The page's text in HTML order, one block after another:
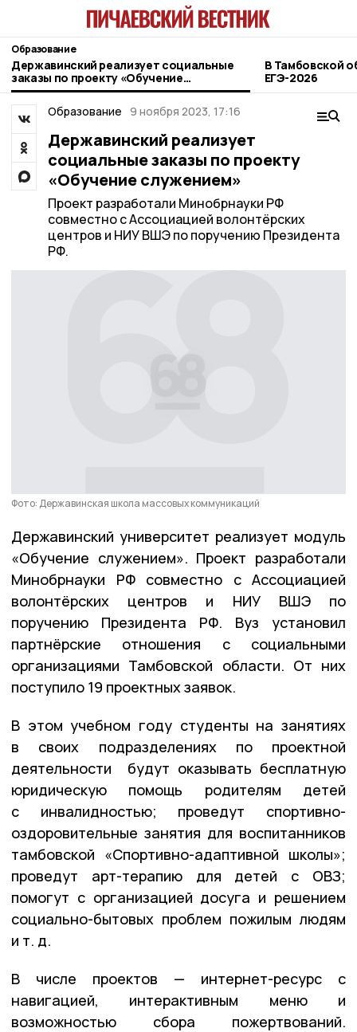
Образование
Державинский реализует социальные
заказы по проекту «Обучение
служением»
В Тамбовской
ЕГЭ-2026
Образование 9 ноября 2023, 17:16
Державинский реализует
социальные заказы по проекту
«Обучение служением»
Проект разработали Минобрнауки РФ
совместно с Ассоциацией волонтёрских
центров и НИУ ВШЭ по поручению Президента
РФ.
Фото: Державинская школа массовых коммуникаций
Державинский университет реализует модуль
«Обучение служением». Проект разработали
Минобрнауки РФ совместно с Ассоциацией
волонтёрских центров и НИУ ВШЭ по
поручению Президента РФ. Вуз установил
партнёрские отношения с социальными
организациями Тамбовской области. От них
поступило 19 проектных заявок.
В этом учебном году студенты на занятиях
в своих подразделениях по проектной
деятельности будут оказывать бесплатную
юридическую помощь родителям детей
с инвалидностью; проведут спортивно-
оздоровительные занятия для воспитанников
тамбовской «Спортивно-адаптивной школы»;
проведут арт-терапию для детей с ОВЗ;
помогут с организацией досуга и решением
социально-бытовых проблем пожилым людям
и т. д.
В числе проектов — интернет-ресурс с
навигацией, интерактивным меню и
возможностью сбора пожертвований.